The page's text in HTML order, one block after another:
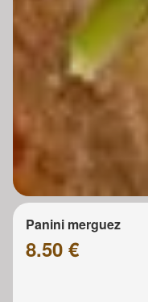
Panini merguez
8.50 €